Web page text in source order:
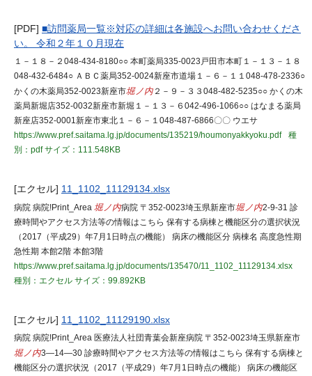
[PDF] ■訪問薬局一覧※対応の詳細は各施設へお問い合わせくださ
い。 令和２年１０月現在
１－１８－２048-434-8180○○ 本町薬局335-0023戸田市本町１－１３－１８
048-432-6484○ ＡＢＣ薬局352-0024新座市道場１－６－１１048-478-2336○
かくの木薬局352-0023新座市堀ノ内２－９－３３048-482-5235○○ かくの木
薬局新堀店352-0032新座市新堀１－１３－６042-496-1066○○ はなまる薬局
新座店352-0001新座市東北１－６－１048-487-6866〇〇 ウエサ
https://www.pref.saitama.lg.jp/documents/135219/houmonyakkyoku.pdf
種
別：pdfサイズ：111.548KB
[エクセル] 11_1102_11129134.xlsx
病院 病院!Print_Area 堀ノ内病院 〒352-0023埼玉県新座市堀ノ内2-9-31 診
療時間やアクセス方法等の情報はこちら 保有する病棟と機能区分の選択状況
（2017（平成29）年7月1日時点の機能） 病床の機能区分 病棟名 高度急性期
急性期 本館2階 本館3階
https://www.pref.saitama.lg.jp/documents/135470/11_1102_11129134.xlsx
種別：エクセル サイズ：99.892KB
[エクセル] 11_1102_11129190.xlsx
病院 病院!Print_Area 医療法人社団青葉会新座病院 〒352-0023埼玉県新座市
堀ノ内3―14―30 診療時間やアクセス方法等の情報はこちら 保有する病棟と
機能区分の選択状況（2017（平成29）年7月1日時点の機能） 病床の機能区